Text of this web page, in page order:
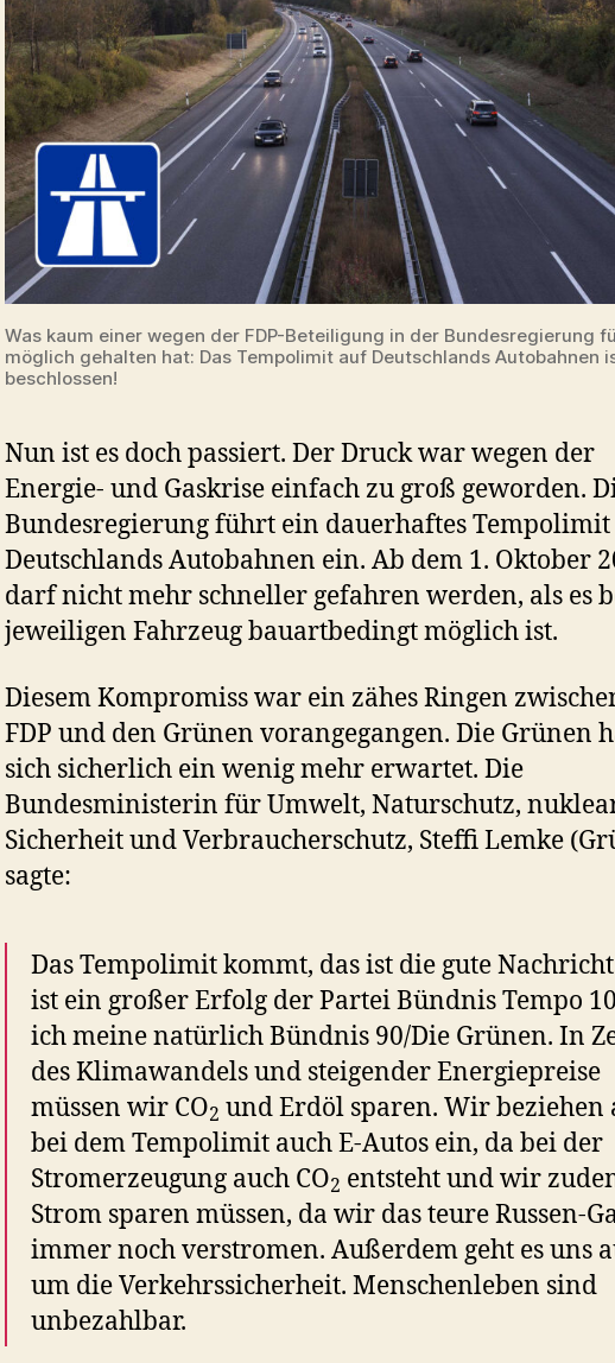
Was kaum einer wegen der FDP-Beteiligung in der Bundesregierung
möglich gehalten hat: Das Tempolimit auf Deutschlands Autobahnen
beschlossen!
Nun ist es doch passiert. Der Druck war wegen der
Energie- und Gaskrise einfach zu groß geworden.
Bundesregierung führt ein dauerhaftes
Deutschlands Autobahnen ein. Ab dem 1. Oktober
darf nicht mehr schneller gefahren werden, als es
jeweiligen Fahrzeug bauartbedingt möglich ist.
Diesem Kompromiss war ein zähes Ringen
FDP und den Grünen vorangegangen. Die Grünen
sich sicherlich ein wenig mehr erwartet. Die
Bundesministerin für Umwelt, Naturschutz,
Sicherheit und Verbraucherschutz, Steffi Lemke
sagte:
Das Tempolimit kommt, das ist die gute
ist ein großer Erfolg der Partei Bündnis Tempo
ich meine natürlich Bündnis 90/Die Grünen. In
des Klimawandels und steigender Energiepreise
müssen wir CO2 und Erdöl sparen. Wir beziehen
bei dem Tempolimit auch E-Autos ein, da bei der
Stromerzeugung auch CO2 entsteht und wir
Strom sparen müssen, da wir das teure Russen-
immer noch verstromen. Außerdem geht es uns
um die Verkehrssicherheit. Menschenleben sind
unbezahlbar.